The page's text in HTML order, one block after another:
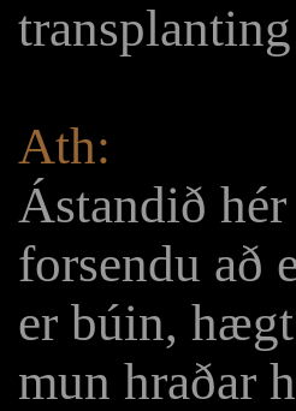
Ath:
Ástandið
forsendu að
er búin,
mun hraðar